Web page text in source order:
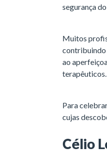
segurança
Muitos
contribuindo
ao
terapêuticos.
Para
cujas
Célio